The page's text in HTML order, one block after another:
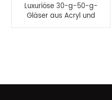
Luxuriöse 30-g-50-g-
Gläser aus Acryl und
30-ml-100-ml-